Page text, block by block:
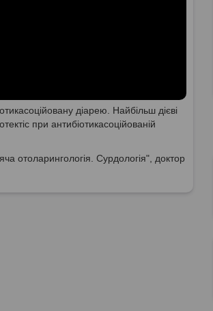
діарею. Найбільш дієві
при антибіотикасоційованій
отоларингологія. Сурдологія", доктор